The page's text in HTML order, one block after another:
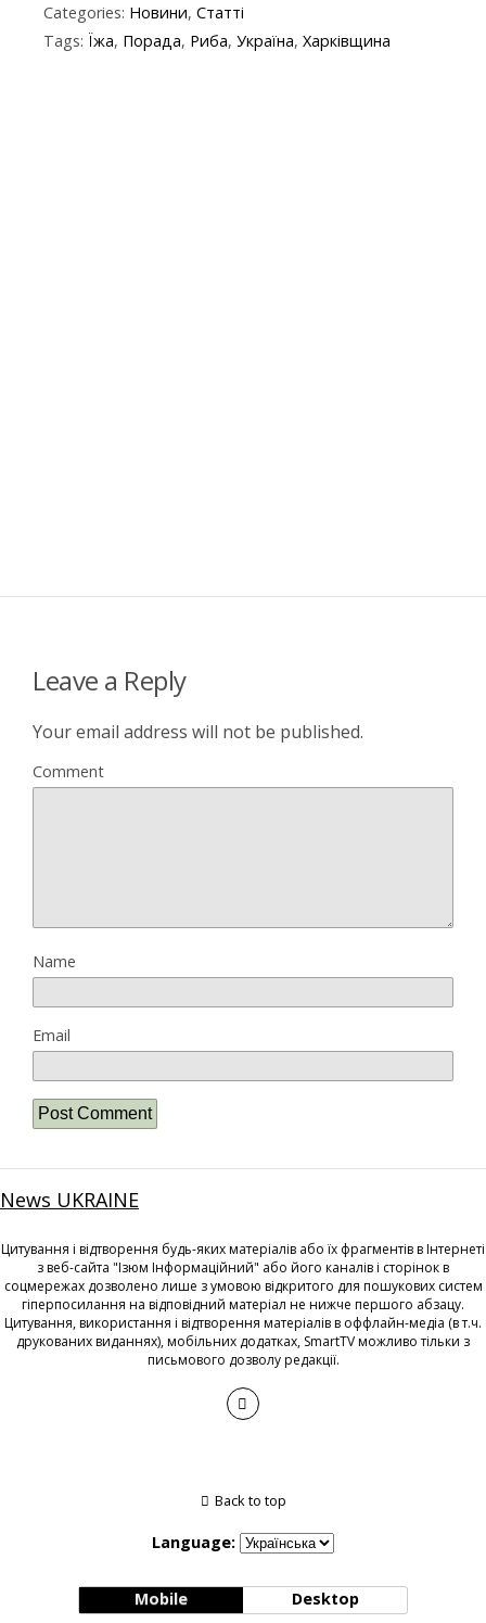
e
b
itt
er
e
gr
er at y
p
t ai
Categories: Новини, Статті
Tags: Їжа, Порада, Риба, Україна, Харківщина
Leave a Reply
Your email address will not be published.
Comment
Name
Email
News UKRAINE
Цитування і відтворення будь-яких матеріалів або їх фрагментів в Інтернеті
з веб-сайта "Ізюм Інформаційний" або його каналів і сторінок в
соцмережах дозволено лише з умовою відкритого для пошукових систем
гіперпосилання на відповідний матеріал не нижче першого абзацу.
Цитування, використання і відтворення матеріалів в оффлайн-медіа (в т.ч.
друкованих виданнях), мобільних додатках, SmartTV можливо тільки з
письмового дозволу редакції.
Back to top
Language:
Mobile Desktop